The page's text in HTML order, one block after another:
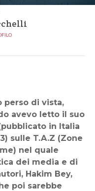
avevo letto il suo
in Italia
sulle T.A.Z (Zone
nel quale
dei media e di
Hakim Bey,
poi sarebbe